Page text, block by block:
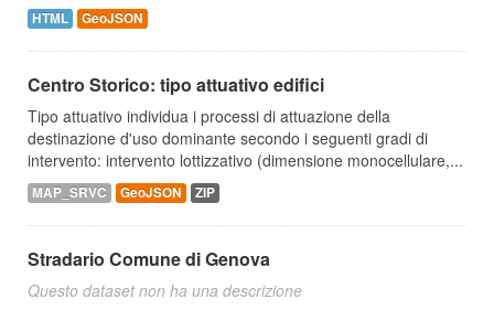
HTML GeoJSON
Centro Storico: tipo attuativo edifici
Tipo attuativo individua i processi di attuazione della
destinazione d'uso dominante secondo i seguenti gradi di
intervento: intervento lottizzativo (dimensione monocellulare,...
MAP_SRVC GeoJSON ZIP
Stradario Comune di Genova
Questo dataset non ha una descrizione